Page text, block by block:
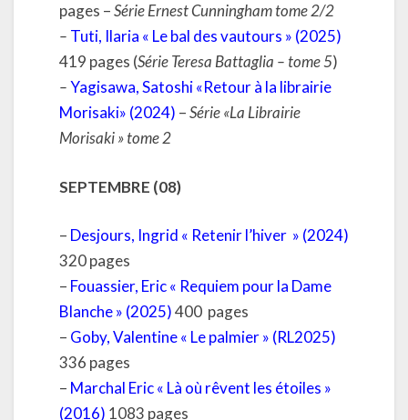
pages –Série Ernest Cunningham tome 2/2
– Tuti, Ilaria « Le bal des vautours » (2025)
419 pages (Série Teresa Battaglia – tome 5)
–Yagisawa, Satoshi «Retour à la librairie
Morisaki» (2024) –Série «La Librairie
Morisaki » tome 2
SEPTEMBRE (08)
– Desjours, Ingrid « Retenir l’hiver » (2024)
320 pages
– Fouassier, Eric « Requiem pour la Dame
Blanche » (2025)400 pages
– Goby, Valentine « Le palmier » (RL2025)
336 pages
– Marchal Eric « Là où rêvent les étoiles »
(2016) 1083 pages